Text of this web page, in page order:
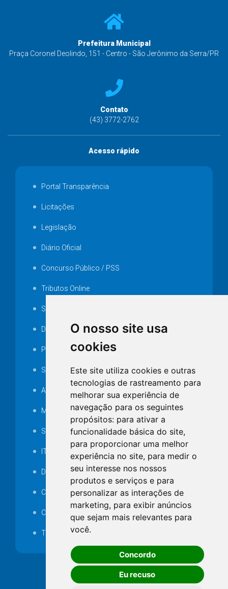
O nosso site usa
cookies
Este site utiliza cookies e outras
tecnologias de rastreamento para
melhorar sua experiência de
navegação para os seguintes
propósitos: para ativar a
funcionalidade básica do site,
para proporcionar uma melhor
experiência no site, para medir o
seu interesse nos nossos
produtos e serviços e para
personalizar as interações de
marketing, para exibir anúncios
que sejam mais relevantes para
você.
Concordo
Eu recuso
Prefeitura Municipal
Praça Coronel Deolindo, 151 - Centro - São Jerônimo da Serra/PR
Contato
(43) 3772-2762
Acesso rápido
Portal Transparência
Licitações
Legislação
Diário Oficial
Concurso Público / PSS
Tributos Online
Serviços ISS-E
Decretos
Portarias
SAMAE
Audiência pública
MANUTENÇÃO DE ILUMINAÇÃO PÚBLICA
Serviços Técnicos TI
ITR
Desapropriações
Catalogo Eletrônico de Padronização
Consórcios Municipais
Telefones Úteis